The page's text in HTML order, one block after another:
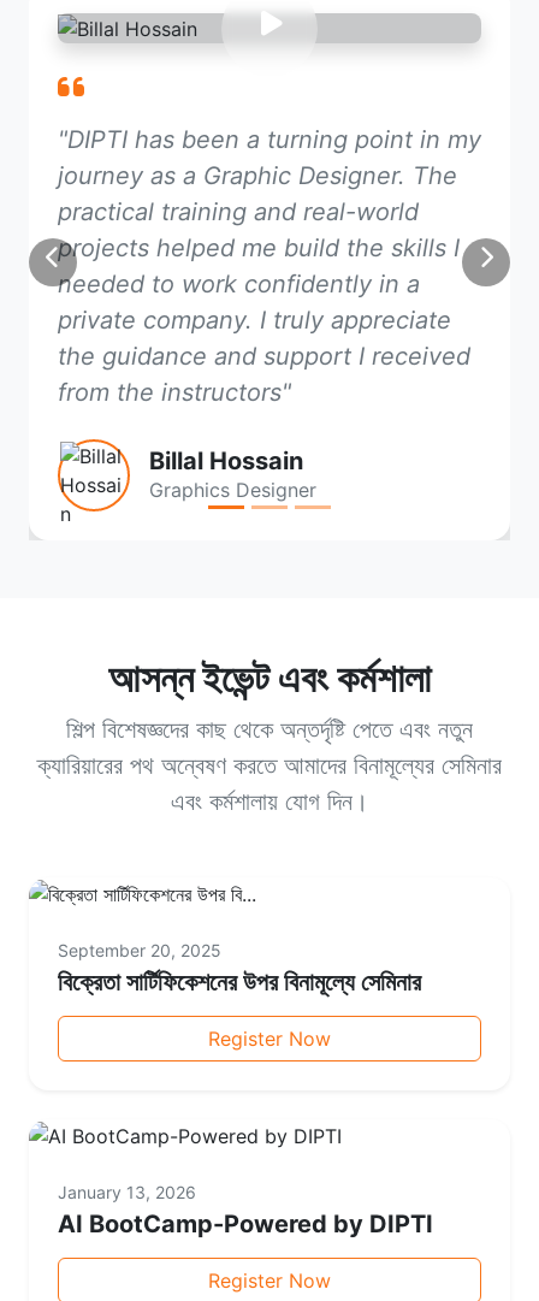
"DIPTI has been a turning point in my
journey as a Graphic Designer. The
practical training and real-world
projects helped me build the skills I
needed to work confidently in a
private company. I truly appreciate
the guidance and support I received
from the instructors"
Billal Hossain
Graphics Designer
Previous Next
আসন্ন ইভেন্ট এবং কর্মশালা
শিল্প বিশেষজ্ঞদের কাছ থেকে অন্তর্দৃষ্টি পেতে এবং নতুন
ক্যারিয়ারের পথ অন্বেষণ করতে আমাদের বিনামূল্যের সেমিনার
এবং কর্মশালায় যোগ দিন।
September 20, 2025
বিক্রেতা সার্টিফিকেশনের উপর বিনামূল্যে সেমিনার
Register Now
January 13, 2026
AI BootCamp-Powered by DIPTI
Register Now